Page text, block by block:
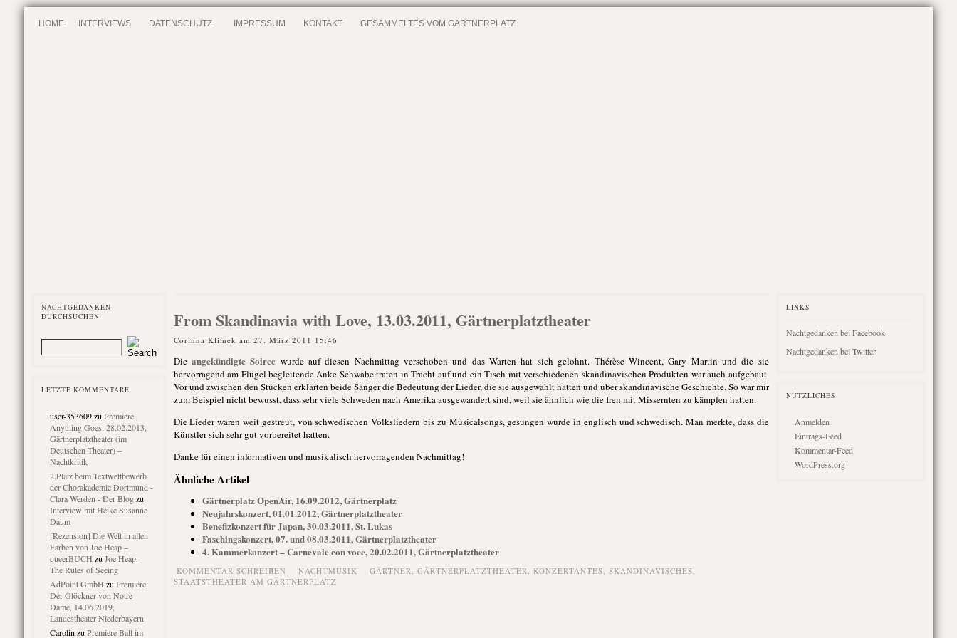
HOME INTERVIEWS DATENSCHUTZ IMPRESSUM KONTAKT GESAMMELTES VOM GÄRTNERPLATZ
NACHTGEDANKEN
DURCHSUCHEN
LETZTE KOMMENTARE
user-353609zu Premiere
Anything Goes, 28.02.2013,
Gärtnerplatztheater (im
Deutschen Theater) –
Nachtkritik
2.Platz beim Textwettbewerb
der Chorakademie Dortmund -
Clara Werden - Der Blogzu
Interview mit Heike Susanne
Daum
[Rezension] Die Welt in allen
Farben von Joe Heap –
queerBUCH zu Joe Heap –
The Rules of Seeing
AdPoint GmbH zu Premiere
Der Glöckner von Notre
Dame, 14.06.2019,
Landestheater Niederbayern
Carolin zu Premiere Ball im
From Skandinavia with Love, 13.03.2011, Gärtnerplatztheater
Corinna Klimek am 27. März 2011 15:46
Die angekündigte Soiree wurde auf diesen Nachmittag verschoben und das Warten hat sich gelohnt. Thérèse Wincent, Gary Martin und die sie
hervorragend am Flügel begleitende Anke Schwabe traten in Tracht auf und ein Tisch mit verschiedenen skandinavischen Produkten war auch aufgebaut.
Vor und zwischen den Stücken erklärten beide Sänger die Bedeutung der Lieder, die sie ausgewählt hatten und über skandinavische Geschichte. So war mir
zum Beispiel nicht bewusst, dass sehr viele Schweden nach Amerika ausgewandert sind, weil sie ähnlich wie die Iren mit Missernten zu kämpfen hatten.
Die Lieder waren weit gestreut, von schwedischen Volksliedern bis zu Musicalsongs, gesungen wurde in englisch und schwedisch. Man merkte, dass die
Künstler sich sehr gut vorbereitet hatten.
Danke für einen informativen und musikalisch hervorragenden Nachmittag!
Ähnliche Artikel
Gärtnerplatz OpenAir, 16.09.2012, Gärtnerplatz
Neujahrskonzert, 01.01.2012, Gärtnerplatztheater
Benefizkonzert für Japan, 30.03.2011, St. Lukas
Faschingskonzert, 07. und 08.03.2011, Gärtnerplatztheater
4. Kammerkonzert – Carnevale con voce, 20.02.2011, Gärtnerplatztheater
KOMMENTAR SCHREIBEN NACHTMUSIK GÄRTNER, GÄRTNERPLATZTHEATER, KONZERTANTES, SKANDINAVISCHES,
STAATSTHEATER AM GÄRTNERPLATZ
LINKS
Nachtgedanken bei Facebook
Nachtgedanken bei Twitter
NÜTZLICHES
Anmelden
Eintrags-Feed
Kommentar-Feed
WordPress.org